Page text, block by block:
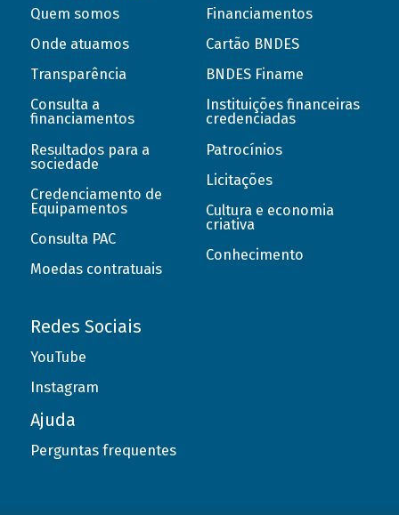
Quem somos
Onde atuamos
Transparência
Consulta a
financiamentos
Resultados para a
sociedade
Credenciamento de
Equipamentos
Consulta PAC
Moedas contratuais
Financiamentos
Cartão BNDES
BNDES Finame
Instituições financeiras
credenciadas
Patrocínios
Licitações
Cultura e economia
criativa
Conhecimento
Redes Sociais
YouTube
Instagram
Ajuda
Perguntas frequentes